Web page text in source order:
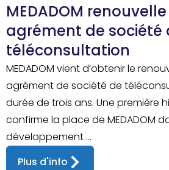
MEDADOM
agrément de société
téléconsultation
MEDADOM vient d’obtenir le
agrément de société de
durée de trois ans. Une première
confirme la place de MEDADOM
développement ...
Plus d'info